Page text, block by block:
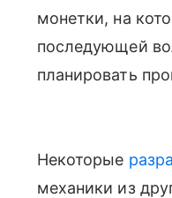
монетки, на
последующей
планировать
Некоторые
механики из